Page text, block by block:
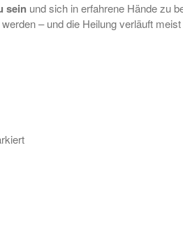
sein und sich in erfahrene Hände zu
– und die Heilung verläuft meist